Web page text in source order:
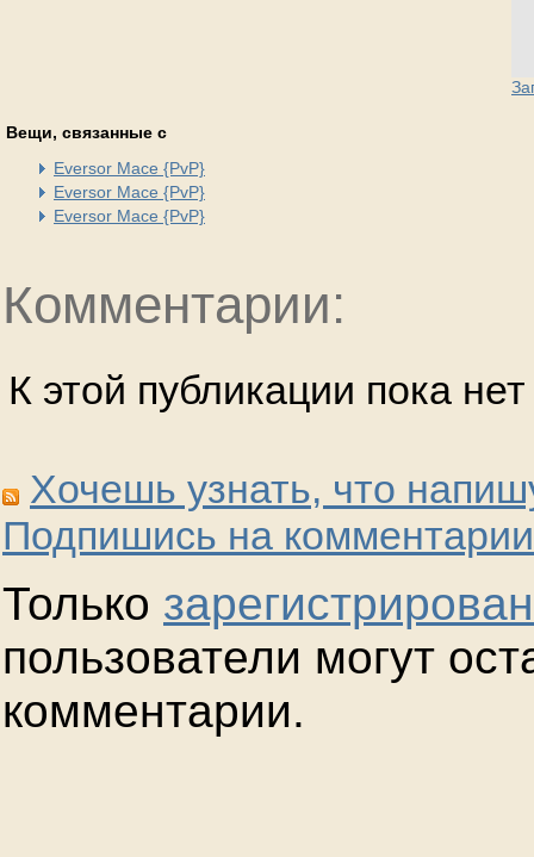
Вещи, связанные с
Eversor Mace {PvP}
Eversor Mace {PvP}
Eversor Mace {PvP}
Комментарии:
К этой публикации пока
Хочешь узнать, что
Подпишись на
Только
пользователи могут
комментарии.